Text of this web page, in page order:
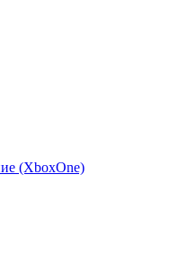
(XboxOne)